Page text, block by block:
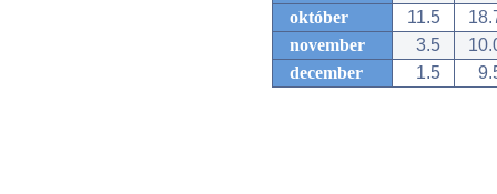
október
11.5
november
3.5
december
1.5